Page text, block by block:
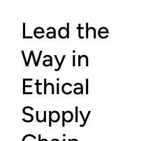
Lead the
Way in
Ethical
Supply